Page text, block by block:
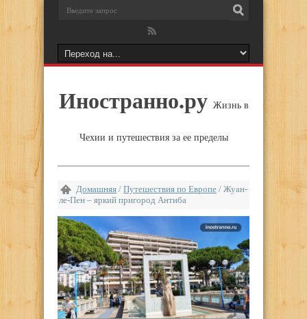
Иностранно.ру Жизнь в
Чехии и путешествия за ее пределы
Домашняя / Путешествия по Европе / Жуан-
ле-Пен – яркий пригород Антиба